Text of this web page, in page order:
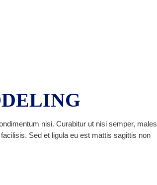
nisi. Curabitur ut nisi semper, males
Sed et ligula eu est mattis sagittis non